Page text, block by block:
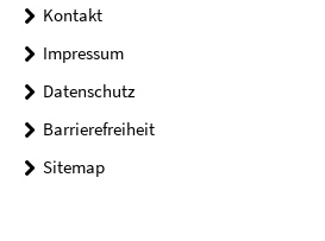
Kontakt
Impressum
Datenschutz
Barrierefreiheit
Sitemap